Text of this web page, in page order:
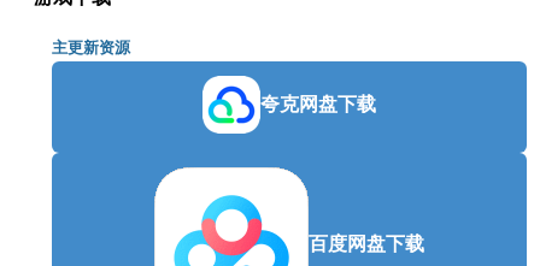
级你的武器与防具。游戏中所有防具都是写实
的，一层一层穿，盔甲迷、冷兵器迷绝对会玩
的不亦乐乎。
动态的世界：你的所有举动都会影响你周围的
赂。这些举动都由你来决定。记住，你就是亨
历史写实：与真实的历史人物互动，并感受高
度拟真的中世纪波西米亚。
主更新资源
夸克网盘下载
百度网盘下载